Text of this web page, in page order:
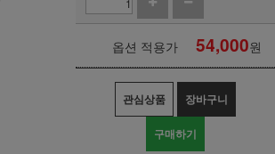
옵션 적용가 54,000원
관심상품 장바구니
구매하기